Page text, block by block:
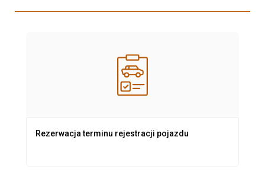
Rezerwacja terminu rejestracji pojazdu